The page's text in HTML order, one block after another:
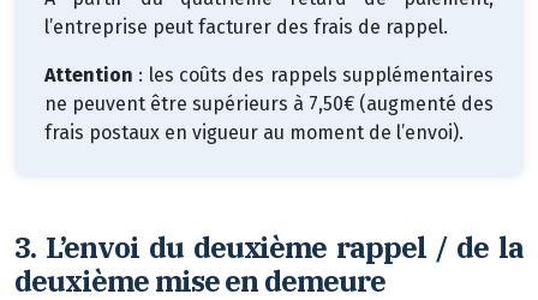
l’entreprise peut facturer des frais de rappel.
Attention : les coûts des rappels supplémentaires
ne peuvent être supérieurs à 7,50€ (augmenté des
frais postaux en vigueur au moment de l’envoi).
3. L’envoi du deuxième rappel / de la
deuxième mise en demeure